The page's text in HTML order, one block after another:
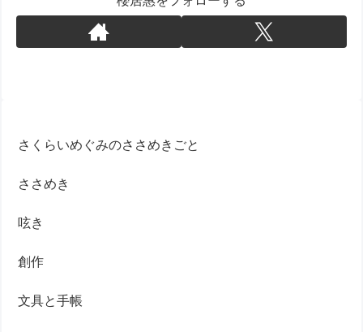
さくらいめぐみのささめきごと
ささめき
呟き
創作
文具と手帳